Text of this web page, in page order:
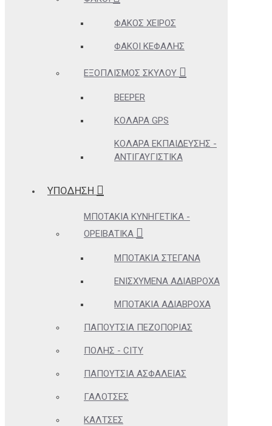
ΦΑΚΌΣ ΧΕΙΡΌΣ
ΦΑΚΟΊ ΚΕΦΑΛΉΣ
ΕΞΟΠΛΙΣΜΌΣ ΣΚΎΛΟΥ
BEEPER
ΚΟΛΆΡΑ GPS
ΚΟΛΆΡΑ ΕΚΠΑΊΔΕΥΣΗΣ -
ΑΝΤΙΓΑΥΓΙΣΤΙΚΆ
ΥΠΟΔΗΣΗ
ΜΠΟΤΆΚΙΑ ΚΥΝΗΓΕΤΙΚΆ -
ΟΡΕΙΒΑΤΙΚΆ
ΜΠΟΤΆΚΙΑ ΣΤΕΓΑΝΆ
ΕΝΙΣΧΥΜΈΝΑ ΑΔΙΆΒΡΟΧΑ
ΜΠΟΤΆΚΙΑ ΑΔΙΆΒΡΟΧΑ
ΠΑΠΟΎΤΣΙΑ ΠΕΖΟΠΟΡΊΑΣ
ΠΌΛΗΣ - CITY
ΠΑΠΟΎΤΣΙΑ ΑΣΦΑΛΕΊΑΣ
ΓΑΛΌΤΣΕΣ
ΚΆΛΤΣΕΣ